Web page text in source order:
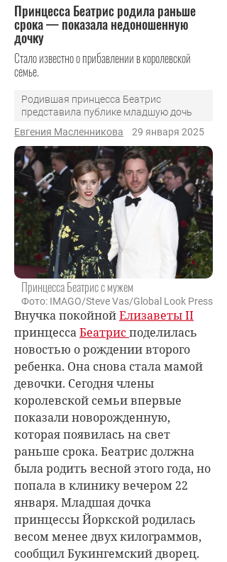
Принцесса Беатрис родила раньше
срока — показала недоношенную
дочку
Стало известно о прибавлении в королевской
семье.
Родившая принцесса Беатрис
представила публике младшую дочь
Евгения Масленникова
29 января 2025
Принцесса Беатрис с мужем
Фото: IMAGO/Steve Vas/Global Look Press
Внучка покойнойЕлизаветы II
принцессаБеатрисподелилась
новостью о рождении второго
ребенка. Она снова стала мамой
девочки. Сегодня члены
королевской семьи впервые
показали новорожденную,
которая появилась на свет
раньше срока. Беатрис должна
была родить весной этого года, но
попала в клинику вечером 22
января. Младшая дочка
принцессы Йоркской родилась
весом менее двух килограммов,
сообщил Букингемский дворец.